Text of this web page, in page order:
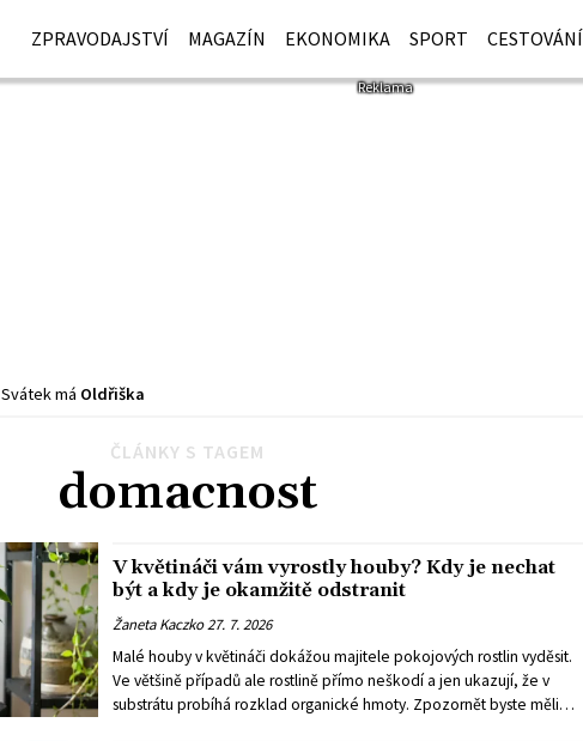
ZPRAVODAJSTVÍ MAGAZÍN EKONOMIKA SPORT CESTOVÁNÍ
Svátek má Oldřiška
ČLÁNKY S TAGEM
domacnost
V květináči vám vyrostly houby? Kdy je nechat
být a kdy je okamžitě odstranit
Žaneta Kaczko27. 7. 2026
Malé houby v květináči dokážou majitele pokojových rostlin vyděsit.
Ve většině případů ale rostlině přímo neškodí a jen ukazují, že v
substrátu probíhá rozklad organické hmoty. Zpozornět byste měli